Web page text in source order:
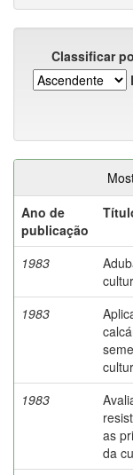
Classificar
Ano de
publicação
1983
1983
1983
as
da